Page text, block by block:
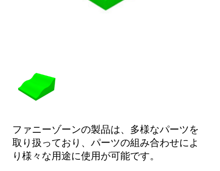
ファニーゾーンの製品は、多様なパーツを
取り扱っており、パーツの組み合わせによ
り様々な用途に使用が可能です。